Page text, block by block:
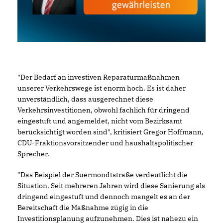
"Der Bedarf an investiven Reparaturmaßnahmen
unserer Verkehrswege ist enorm hoch. Es ist daher
unverständlich, dass ausgerechnet diese
Verkehrsinvestitionen, obwohl fachlich für dringend
eingestuft und angemeldet, nicht vom Bezirksamt
berücksichtigt worden sind", kritisiert Gregor Hoffmann,
CDU-Fraktionsvorsitzender und haushaltspolitischer
Sprecher.
"Das Beispiel der Suermondtstraße verdeutlicht die
Situation. Seit mehreren Jahren wird diese Sanierung als
dringend eingestuft und dennoch mangelt es an der
Bereitschaft die Maßnahme zügig in die
Investitionsplanung aufzunehmen. Dies ist nahezu ein